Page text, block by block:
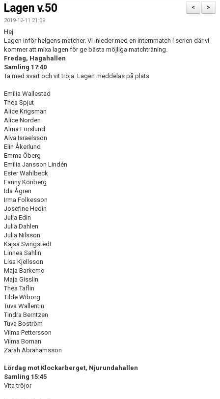
TRUPPEN
DOKUMENT
BILDGALLERI
BETALNINGSINFORMATION
>
<
Lagen v.50
2019-12-11 21:39
Hej
Lagen inför helgens matcher. Vi inleder med en internmatch i serien där vi
kommer att mixa lagen för ge bästa möjliga matchträning.
Fredag, Hagahallen
Samling 17:40
Ta med svart och vit tröja. Lagen meddelas på plats
Emilia Wallestad
Thea Spjut
Alice Krigsman
Alice Norden
Alma Forslund
Alva Israelsson
Elin Åkerlund
Emma Öberg
Emilia Jansson Lindén
Ester Wahlbeck
Fanny Könberg
Ida Ågren
Irma Folkesson
Josefine Hedin
Julia Edin
Julia Dahlen
Julia Nilsson
Kajsa Svingstedt
Linnea Sahlin
Lisa Kjellsson
Maja Barkemo
Maja Gisslin
Thea Taflin
Tilde Wiborg
Tuva Wallentin
Tindra Berntzen
Tuva Boström
Vilma Pettersson
Vilma Boman
Zarah Abrahamsson
Lördag mot Klockarberget, Njurundahallen
Samling 15:45
Vita tröjor